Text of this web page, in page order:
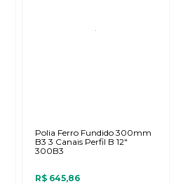
Polia Ferro Fundido 300mm
B3 3 Canais Perfil B 12"
300B3
R$ 645,86